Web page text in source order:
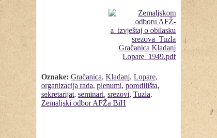
Oznake: Gračanica, Kladanj, Lopare,
organizacija rada, plenumi, porodilišta,
sekretarijat, seminari, srezovi, Tuzla,
Zemaljski odbor AFŽa BiH